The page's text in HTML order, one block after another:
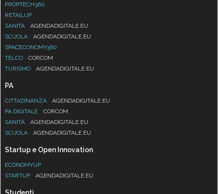
PROPTECH360
RETAILUP
SANITÀ
AGENDADIGITALE.EU
SCUOLA
AGENDADIGITALE.EU
SPACECONOMY360
TELCO
CORCOM
TURISMO
AGENDADIGITALE.EU
PA
CITTADINANZA
AGENDADIGITALE.EU
PA DIGITALE
CORCOM
SANITÀ
AGENDADIGITALE.EU
SCUOLA
AGENDADIGITALE.EU
Startup e Open Innovation
ECONOMYUP
STARTUP
AGENDADIGITALE.EU